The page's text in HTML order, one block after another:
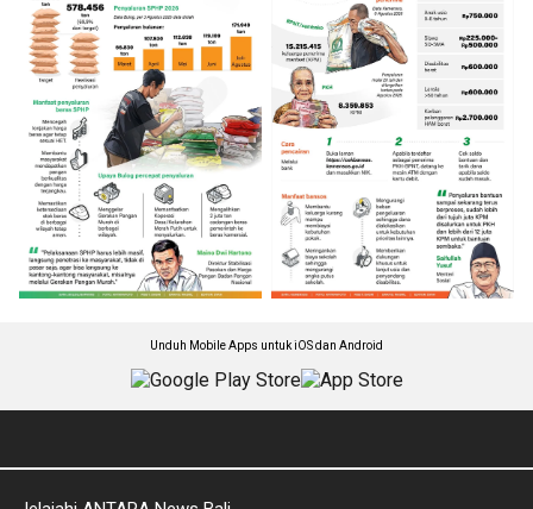
Unduh Mobile Apps untuk iOS dan Android